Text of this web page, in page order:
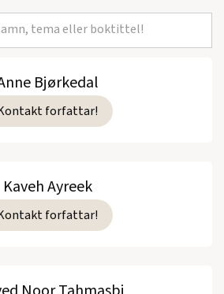
Bjørkedal
forfattar!
Kaveh Ayreek
forfattar!